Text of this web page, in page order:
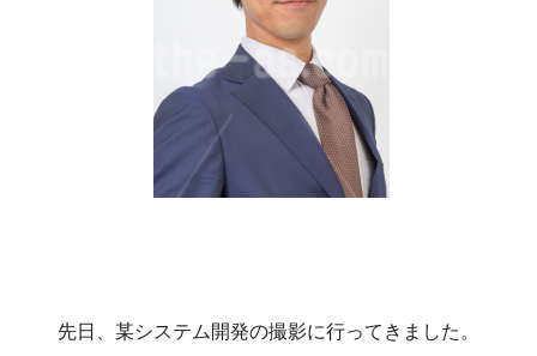
先日、某システム開発の撮影に行ってきました。